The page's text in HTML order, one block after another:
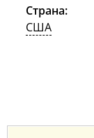
Страна:
США